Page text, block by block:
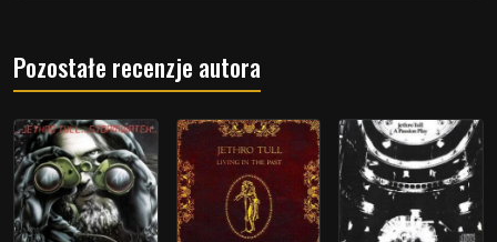
Pozostałe recenzje autora